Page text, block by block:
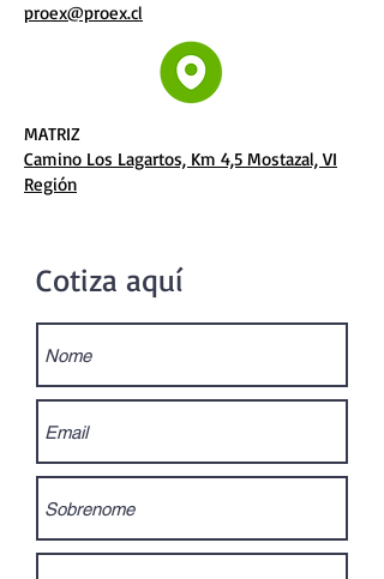
proex@proex.cl
MATRIZ
Camino Los Lagartos, Km 4,5 Mostazal, VI
Región
Cotiza aquí